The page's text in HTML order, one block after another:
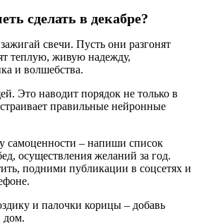
сделать в декабре?
свечи. Пусть они разгонят
теплую, живую надежду,
и волшебства.
Это наводит порядок не только в
правильные нейронные
самоценности – напиши список
осуществления желаний за год.
подними публикации в соцсетях и
и палочки корицы – добавь
дом.